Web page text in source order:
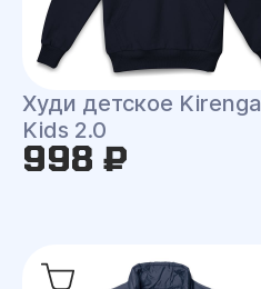
Худи детское Kirenga
Kids 2.0
998 ₽